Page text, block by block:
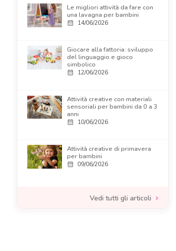
Le migliori attività da fare con
una lavagna per bambini
calendar_month 14/06/2026
Giocare alla fattoria: sviluppo
del linguaggio e gioco
simbolico
calendar_month 12/06/2026
Attività creative con materiali
sensoriali per bambini da 0 a 3
anni
calendar_month 10/06/2026
Attività creative di primavera
per bambini
calendar_month 09/06/2026
Vedi tutti gli articoli